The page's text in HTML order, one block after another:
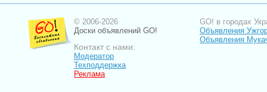
© 2006-2026
Доски объявлений GO!
Контакт с нами:
Модератор
Техподдержка
Реклама
GO! в городах
Объявления
Объявления